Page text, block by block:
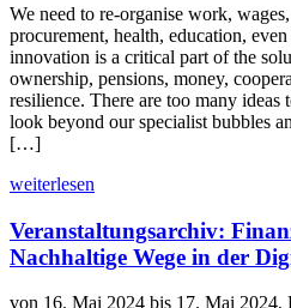
We need to re-organise work,
procurement, health, education,
innovation is a critical part of the
ownership, pensions, money,
resilience. There are too many ideas
look beyond our specialist bubbles
[…]
weiterlesen
Veranstaltungsarchiv:
Nachhaltige Wege in der
von 16. Mai 2024 bis 17. Mai 2024,